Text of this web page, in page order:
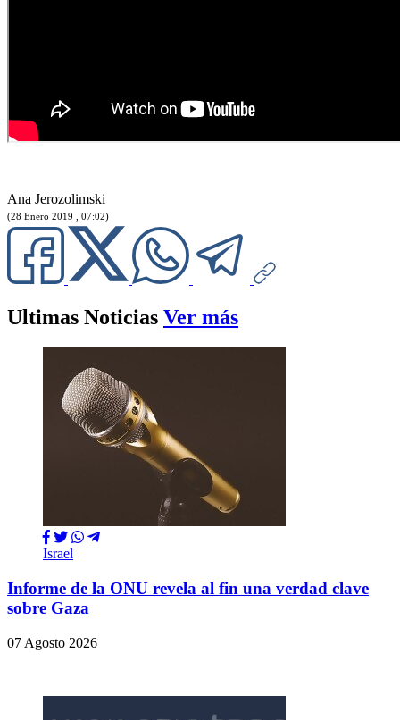
Ana Jerozolimski
(28 Enero 2019 , 07:02)
Ultimas Noticias Ver más
Israel
Informe de la ONU revela al fin una verdad clave
sobre Gaza
07 Agosto 2026